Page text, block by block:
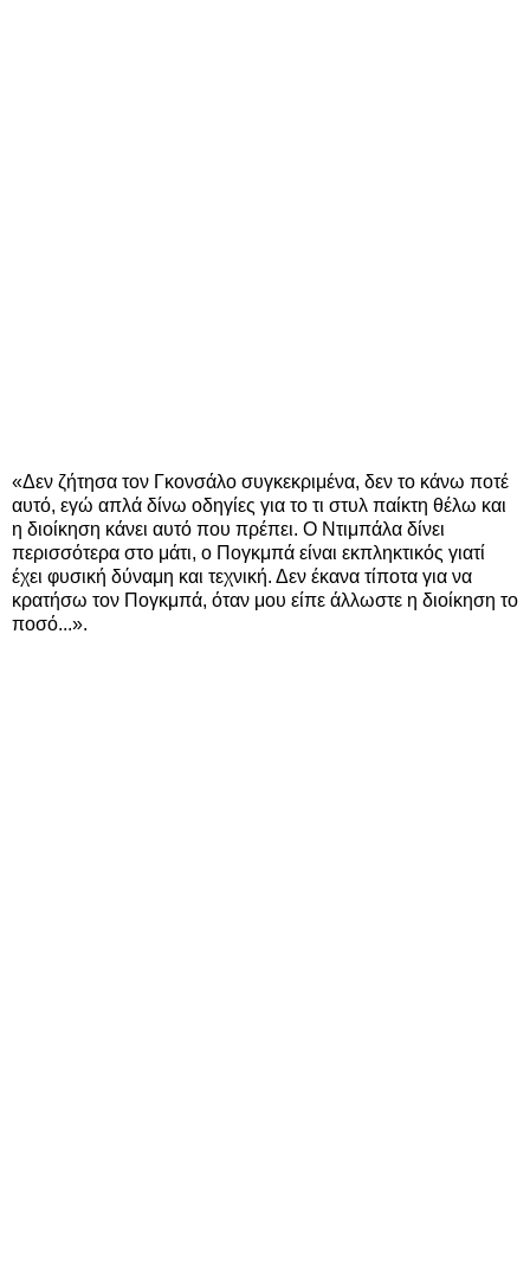
«Δεν ζήτησα τον Γκονσάλο συγκεκριμένα, δεν το κάνω ποτέ
αυτό, εγώ απλά δίνω οδηγίες για το τι στυλ παίκτη θέλω και
η διοίκηση κάνει αυτό που πρέπει. Ο Ντιμπάλα δίνει
περισσότερα στο μάτι, ο Πογκμπά είναι εκπληκτικός γιατί
έχει φυσική δύναμη και τεχνική. Δεν έκανα τίποτα για να
κρατήσω τον Πογκμπά, όταν μου είπε άλλωστε η διοίκηση το
ποσό...».